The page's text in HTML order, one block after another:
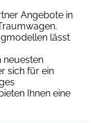
Angebote in
lässt
neuesten
sich für ein
Ihnen eine